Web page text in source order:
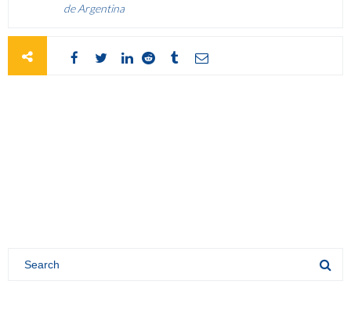
de Argentina